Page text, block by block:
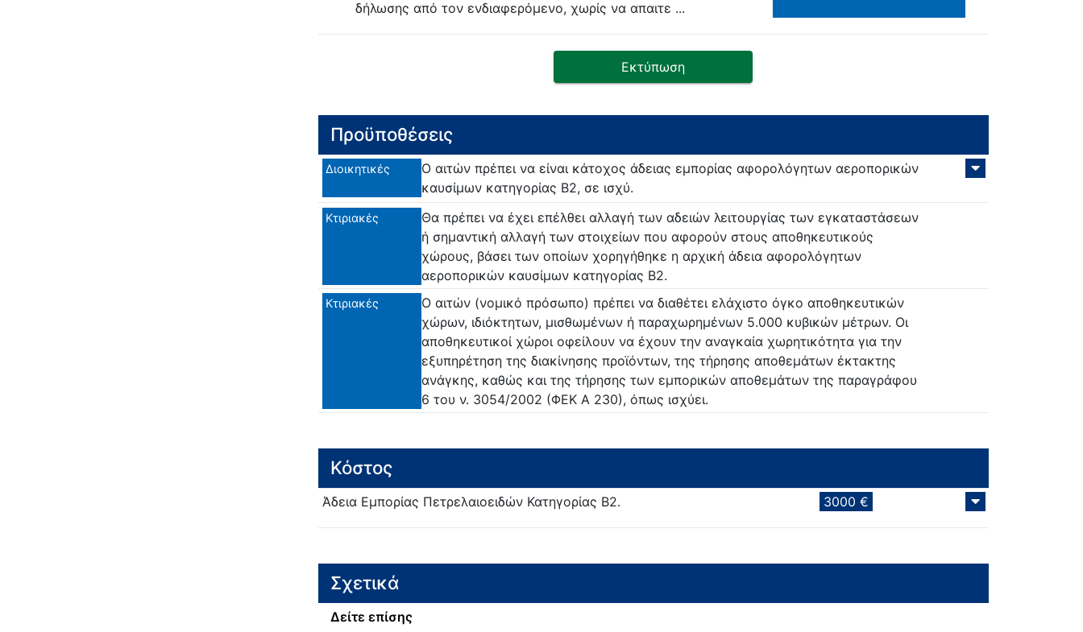
δήλωσης από τον ενδιαφερόμενο, χωρίς να απαιτε ...
Εκτύπωση
Προϋποθέσεις
Διοικητικές
Ο αιτών πρέπει να είναι κάτοχος άδειας εμπορίας αφορολόγητων αεροπορικών
καυσίμων κατηγορίας Β2, σε ισχύ.
Κτιριακές
Θα πρέπει να έχει επέλθει αλλαγή των αδειών λειτουργίας των εγκαταστάσεων
ή σημαντική αλλαγή των στοιχείων που αφορούν στους αποθηκευτικούς
χώρους, βάσει των οποίων χορηγήθηκε η αρχική άδεια αφορολόγητων
αεροπορικών καυσίμων κατηγορίας Β2.
Κτιριακές
Ο αιτών (νομικό πρόσωπο) πρέπει να διαθέτει ελάχιστο όγκο αποθηκευτικών
χώρων, ιδιόκτητων, μισθωμένων ή παραχωρημένων 5.000 κυβικών μέτρων. Οι
αποθηκευτικοί χώροι οφείλουν να έχουν την αναγκαία χωρητικότητα για την
εξυπηρέτηση της διακίνησης προϊόντων, της τήρησης αποθεμάτων έκτακτης
ανάγκης, καθώς και της τήρησης των εμπορικών αποθεμάτων της παραγράφου
6 του ν. 3054/2002 (ΦΕΚ Α 230), όπως ισχύει.
Κόστος
Άδεια Εμπορίας Πετρελαιοειδών Κατηγορίας Β2. 3000 €
Σχετικά
Δείτε επίσης